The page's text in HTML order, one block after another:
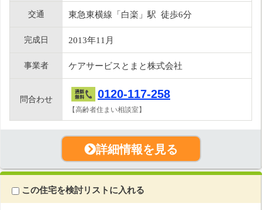
交通 東急東横線「白楽」駅 徒歩6分
完成日 2013年11月
事業者 ケアサービスとまと株式会社
問合わせ 0120-117-258
【高齢者住まい相談室】
詳細情報を見る
この住宅を検討リストに入れる